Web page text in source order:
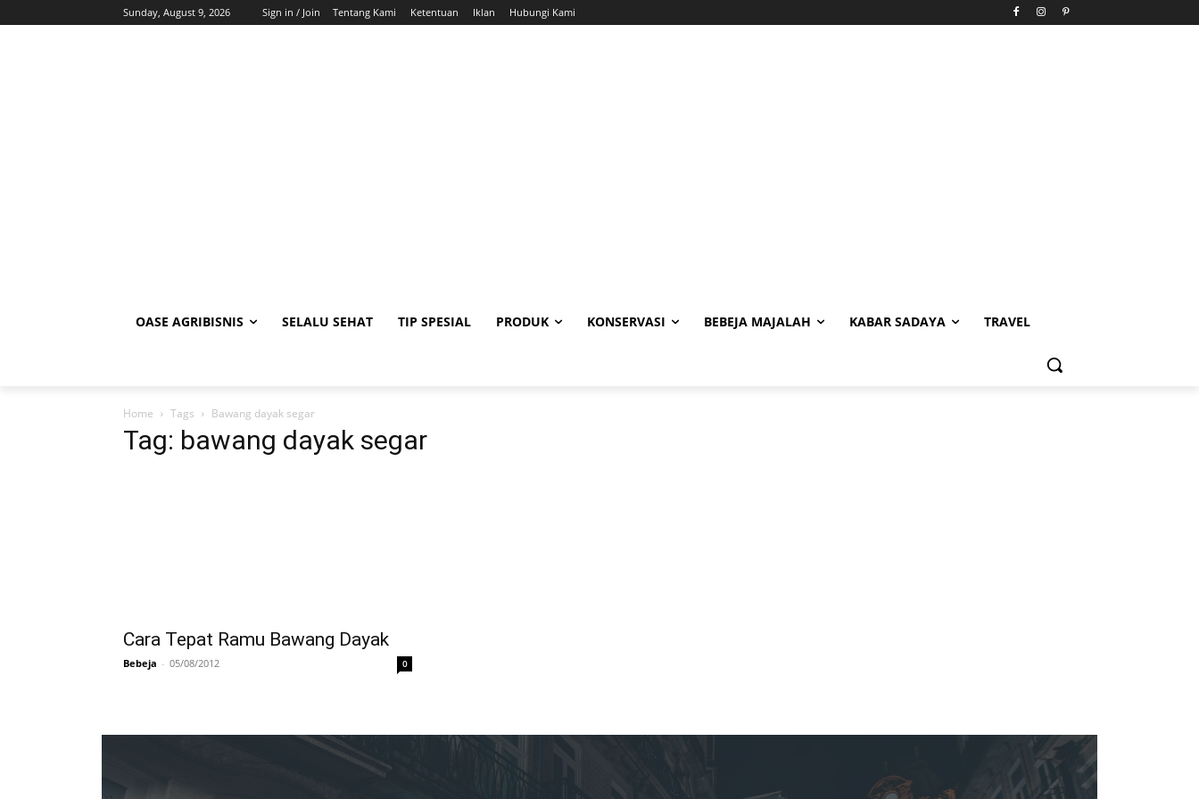
Sunday, August 9, 2026 Sign in / Join Tentang Kami Ketentuan Iklan Hubungi Kami
OASE AGRIBISNIS SELALU SEHAT TIP SPESIAL PRODUK KONSERVASI BEBEJA MAJALAH KABAR SADAYA TRAVEL
Home Tags Bawang dayak segar
Tag: bawang dayak segar
Cara Tepat Ramu Bawang Dayak
Bebeja - 05/08/2012 0